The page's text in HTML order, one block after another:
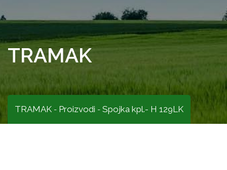
TRAMAK
TRAMAK - Proizvodi - Spojka kpl.- H 129LK